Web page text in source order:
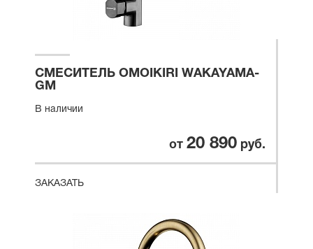
СМЕСИТЕЛЬ OMOIKIRI WAKAYAMA-
GM
В наличии
от 20 890 руб.
ЗАКАЗАТЬ